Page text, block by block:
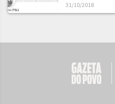
31/10/2018